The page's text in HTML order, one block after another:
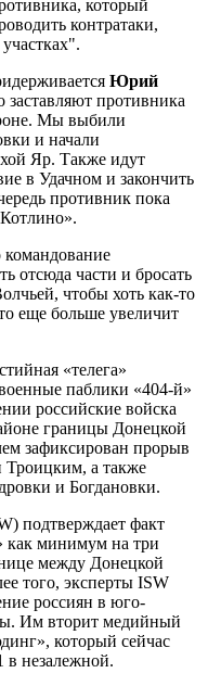
который
контратаки,
Юрий
противника
Мы выбили
и начали
Яр. Также идут
в Удачном и закончить
противник пока
отсюда части и бросать
чтобы хоть как-то
еще больше увеличит
«телега»
паблики «404-й»
российские войска
границы Донецкой
зафиксирован прорыв
а также
и Богдановки.
подтверждает факт
как минимум на три
между Донецкой
того, эксперты ISW
россиян в юго-
Им вторит медийный
который сейчас
в незалежной.